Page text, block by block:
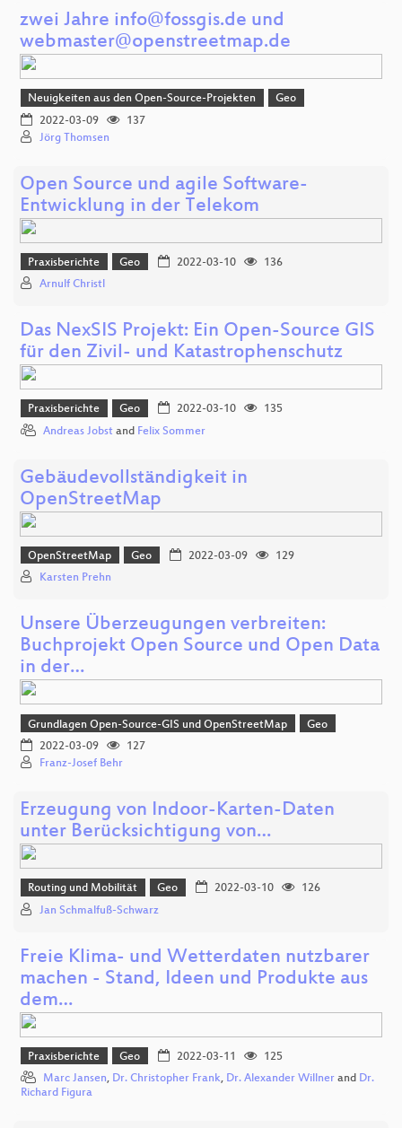
zwei Jahre info@fossgis.de und
webmaster@openstreetmap.de
Neuigkeiten aus den Open-Source-Projekten
Geo
2022-03-09
137
Jörg Thomsen
Open Source und agile Software-
Entwicklung in der Telekom
Praxisberichte Geo 2022-03-10
136
Arnulf Christl
Das NexSIS Projekt: Ein Open-Source GIS
für den Zivil- und Katastrophenschutz
Praxisberichte Geo 2022-03-10
135
Andreas Jobst and Felix Sommer
Gebäudevollständigkeit in
OpenStreetMap
OpenStreetMap Geo 2022-03-09
129
Karsten Prehn
Unsere Überzeugungen verbreiten:
Buchprojekt Open Source und Open Data
in der…
Grundlagen Open-Source-GIS und OpenStreetMap
Geo
2022-03-09
127
Franz-Josef Behr
Erzeugung von Indoor-Karten-Daten
unter Berücksichtigung von…
Routing und Mobilität Geo 2022-03-10
126
Jan Schmalfuß-Schwarz
Freie Klima- und Wetterdaten nutzbarer
machen - Stand, Ideen und Produkte aus
dem…
Praxisberichte Geo 2022-03-11
125
Marc Jansen, Dr. Christopher Frank, Dr. Alexander Willner and Dr.
Richard Figura